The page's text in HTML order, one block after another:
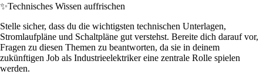
✨Technisches Wissen auffrischen
Stelle sicher, dass du die wichtigsten technischen Unterlagen,
Stromlaufpläne und Schaltpläne gut verstehst. Bereite dich darauf vor,
Fragen zu diesen Themen zu beantworten, da sie in deinem
zukünftigen Job als Industrieelektriker eine zentrale Rolle spielen
werden.